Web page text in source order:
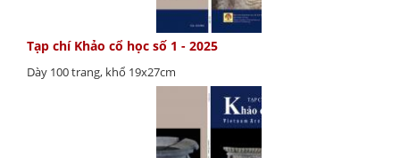
Tạp chí Khảo cổ học số 1 - 2025
Dày 100 trang, khổ 19x27cm